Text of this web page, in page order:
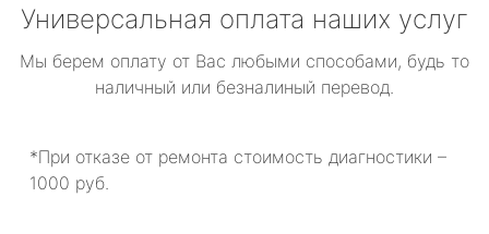
Универсальная оплата наших услуг
Мы берем оплату от Вас любыми способами, будь то
наличный или безналиный перевод.
*При отказе от ремонта стоимость диагностики –
1000 руб.